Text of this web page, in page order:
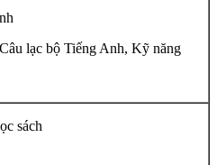
lạc bộ Tiếng Anh, Kỹ năng
sách